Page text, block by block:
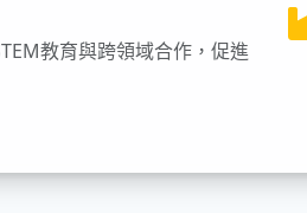
教育與跨領域合作，促進